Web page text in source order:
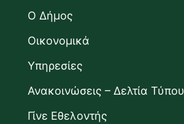
Ο Δήμος
Οικονομικά
Υπηρεσίες
Ανακοινώσεις – Δελτία Τύπου
Γίνε Εθελοντής